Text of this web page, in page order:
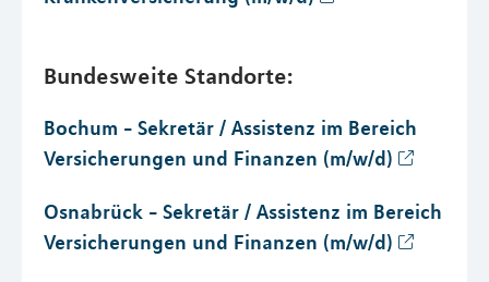
Bundesweite Standorte:
Bochum - Sekretär / Assistenz im Bereich
Versicherungen und Finanzen (m/w/d)
Osnabrück - Sekretär / Assistenz im Bereich
Versicherungen und Finanzen (m/w/d)